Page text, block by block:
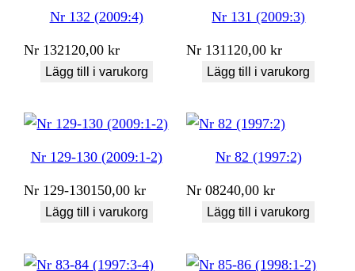
Nr 132 (2009:4)
Nr 132120,00kr
Lägg till i varukorg
Nr 131 (2009:3)
Nr 131 120,00kr
Lägg till i varukorg
Nr 129-130 (2009:1-2)
Nr 129-130150,00kr
Lägg till i varukorg
Nr 82 (1997:2)
Nr 08240,00kr
Lägg till i varukorg